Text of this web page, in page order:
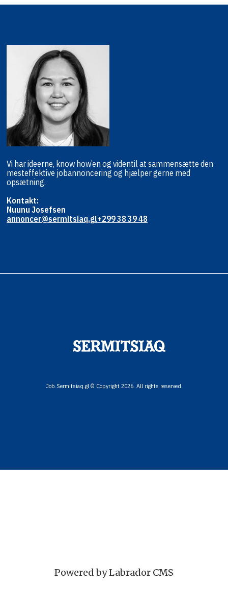
Vi har ideerne, know how’en og videntil at sammensætte den
mesteffektive jobannoncering og hjælpergerne med
opsætning.
Kontakt:
Nuunu Josefsen
annoncer@sermitsiaq.gl+299 38 39 48
Job.Sermitsiaq.gl © Copyright 2026. All rights reserved.
Powered by Labrador CMS